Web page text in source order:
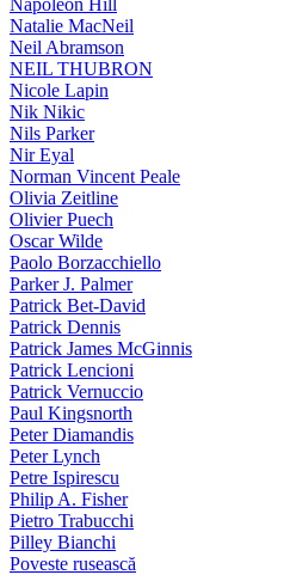
Napoleon Hill
Natalie MacNeil
Neil Abramson
NEIL THUBRON
Nicole Lapin
Nik Nikic
Nils Parker
Nir Eyal
Norman Vincent Peale
Olivia Zeitline
Olivier Puech
Oscar Wilde
Paolo Borzacchiello
Parker J. Palmer
Patrick Bet-David
Patrick Dennis
Patrick James McGinnis
Patrick Lencioni
Patrick Vernuccio
Paul Kingsnorth
Peter Diamandis
Peter Lynch
Petre Ispirescu
Philip A. Fisher
Pietro Trabucchi
Pilley Bianchi
Poveste rusească